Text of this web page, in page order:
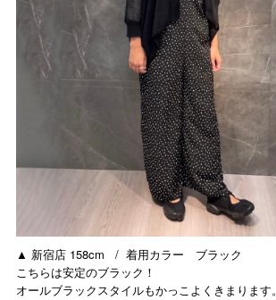
▲ 新宿店 158cm / 着用カラー ブラック
こちらは安定のブラック！
オールブラックスタイルもかっこよくきまります。